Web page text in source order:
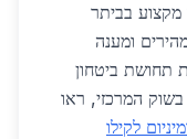
מקצוע בביתר
משלוחים מהירים ומענה
תחושת ביטחון
בשוק המרכזי, ראו
לקילו